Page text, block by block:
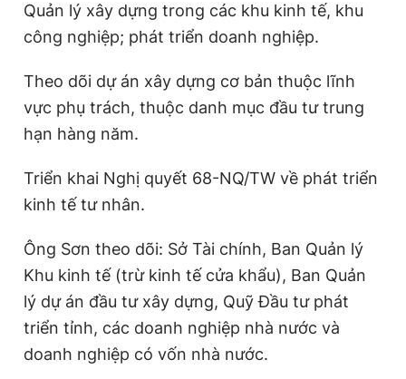
Quản lý xây dựng trong các khu kinh tế, khu
công nghiệp; phát triển doanh nghiệp.
Theo dõi dự án xây dựng cơ bản thuộc lĩnh
vực phụ trách, thuộc danh mục đầu tư trung
hạn hàng năm.
Triển khai Nghị quyết 68-NQ/TW về phát triển
kinh tế tư nhân.
Ông Sơn theo dõi: Sở Tài chính, Ban Quản lý
Khu kinh tế (trừ kinh tế cửa khẩu), Ban Quản
lý dự án đầu tư xây dựng, Quỹ Đầu tư phát
triển tỉnh, các doanh nghiệp nhà nước và
doanh nghiệp có vốn nhà nước.